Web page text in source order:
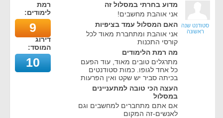
סטודנט שנה
ראשונה
מדוע בחרתי במסלול זה
אני אוהבת מחשבים!
האם המסלול עמד בציפיות
אני אוהבת ומתחברת מאוד לכל
קורסי התכנות
מה רמת הלימודים
מתרגלים טובים מאוד, עוד הפעם
כל אחד לגופו. כמות סטודנטים
בכיתה סביר יש שקט ואין הפרעות
העצה הכי טובה למתעניינים
במסלול
אם אתם מתחברים למחשבים וגם
לאנשים-זה המקום
רמת
לימודים:
9
דירוג
המוסד:
10